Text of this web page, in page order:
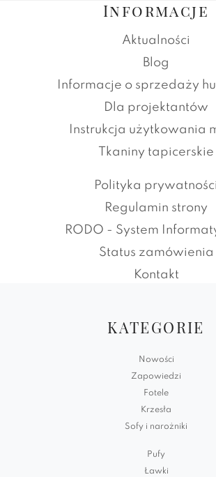
Informacje
Aktualności
Blog
Informacje o sprzedaży
Dla projektantów
Instrukcja użytkowania
Tkaniny tapicerskie
Polityka prywatności
Regulamin strony
RODO - System
Status zamówienia
Kontakt
KATEGORIE
Nowości
Zapowiedzi
Fotele
Krzesła
Sofy i narożniki
Pufy
Ławki